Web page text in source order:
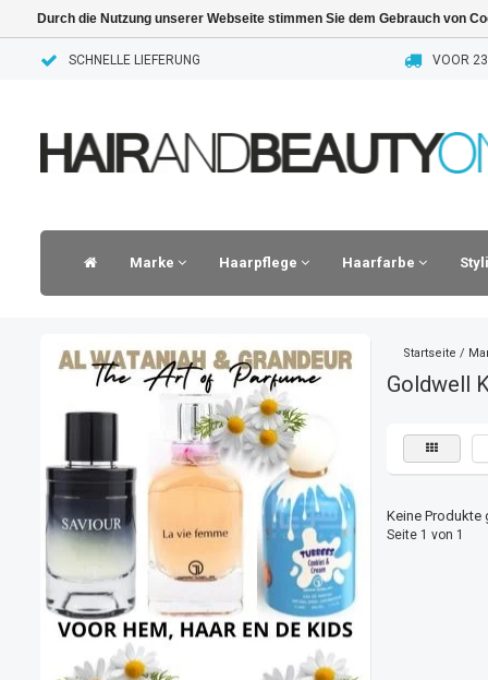
SCHNELLE LIEFERUNG VOOR
Marke Haarpflege Haarfarbe
Startseite /
Goldwell
Keine Produkte
Seite 1 von 1
Durch die Nutzung unserer Webseite stimmen Sie dem Gebrauch von